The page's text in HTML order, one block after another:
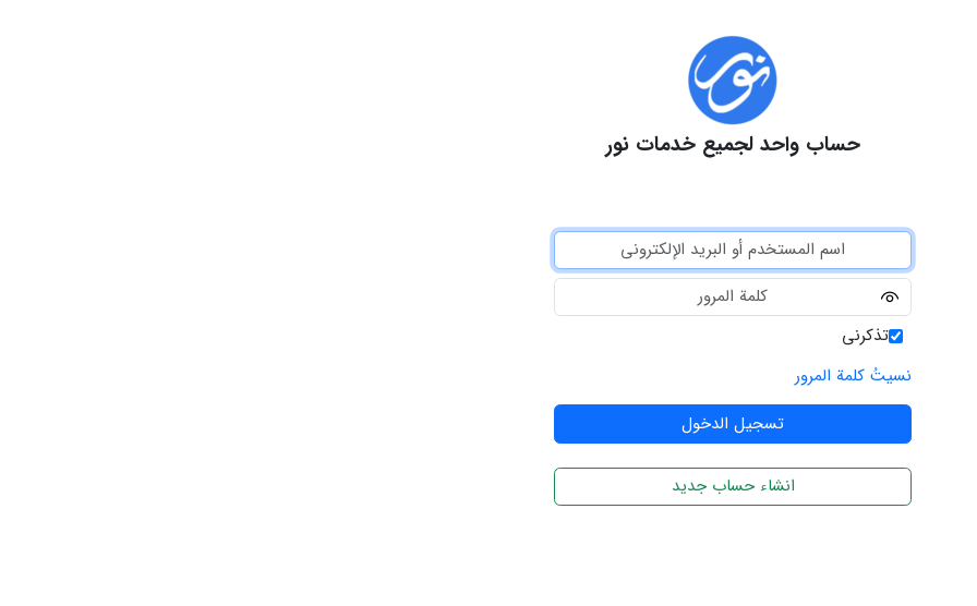
حساب واحد لجميع خدمات نور
تذكرني
نسيتُ كلمة المرور
انشاء حساب جديد